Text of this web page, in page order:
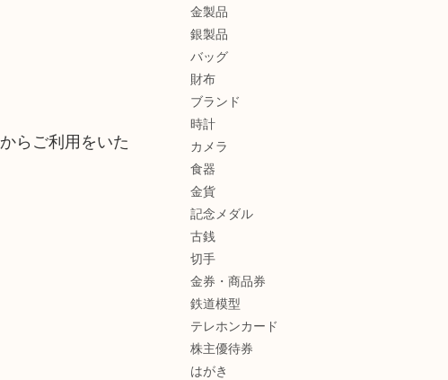
らご利用をいた
金製品
銀製品
バッグ
財布
ブランド
時計
カメラ
食器
金貨
記念メダル
古銭
切手
金券・商品券
鉄道模型
テレホンカード
株主優待券
はがき